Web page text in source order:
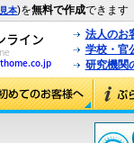
見本)を無料で作成できます
法人のお
学校・官
研究機関